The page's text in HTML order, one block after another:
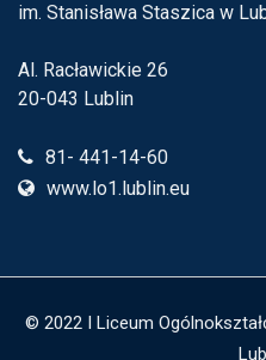
im. Stanisława Staszica w
Al. Racławickie 26
20-043 Lublin
81- 441-14-60
www.lo1.lublin.eu
© 2022 I Liceum